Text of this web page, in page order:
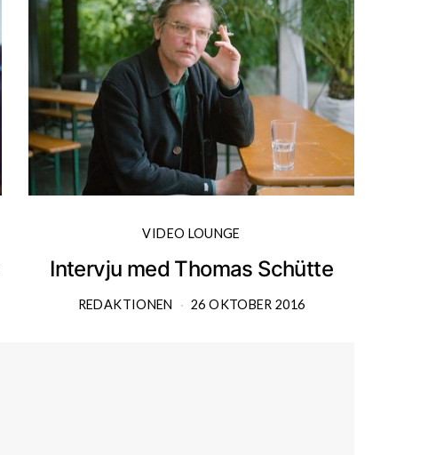
VIDEO LOUNGE
Intervju med Thomas Schütte
REDAKTIONEN 26 OKTOBER 2016